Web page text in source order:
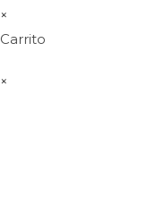
×
Carrito
×